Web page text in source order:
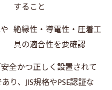
すること
絶縁性・導電性・圧着工
具の適合性を要確認
全かつ正しく設置されて
り、JIS規格やPSE認証な